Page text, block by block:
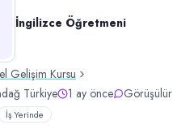
İngilizce Öğretmeni
Gelişim Kursu
Türkiye
1 ay önce Görüşülür
İş Yerinde